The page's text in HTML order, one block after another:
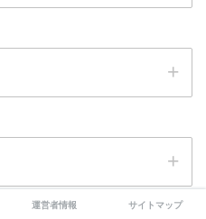
運営者情報 サイトマップ